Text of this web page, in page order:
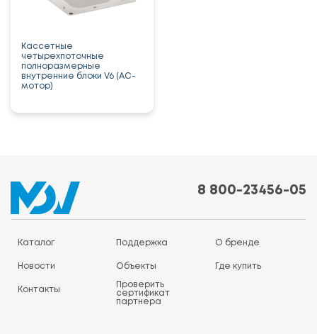
Кассетные
четырехпоточные
полноразмерные
внутренние блоки V6 (AC-
мотор)
8 800-23456-05
Каталог Поддержка О бренде
Новости Объекты Где купить
Контакты
Проверить
сертификат
партнера